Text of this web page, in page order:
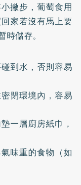
撇步，葡萄食用
家若沒有馬上要
儲存。
到水，否則容易
閉環境內，容易
一層廚房紙巾，
味重的食物（如